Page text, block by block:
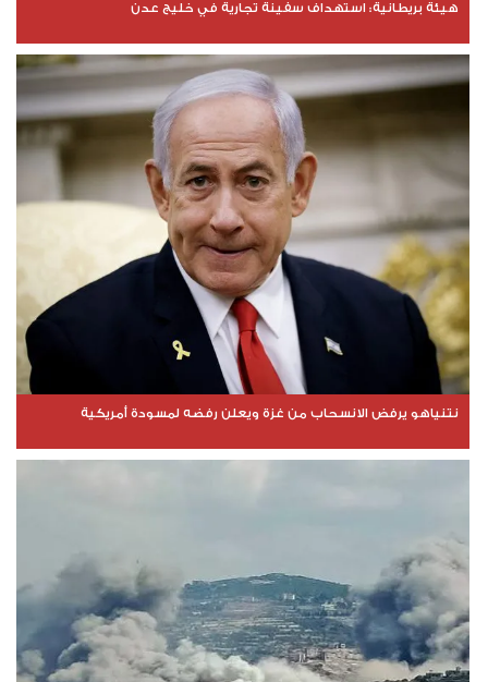
هيئة بريطانية: استهداف سفينة تجارية في خليج عدن
نتنياهو يرفض الانسحاب من غزة ويعلن رفضه لمسودة أمريكية